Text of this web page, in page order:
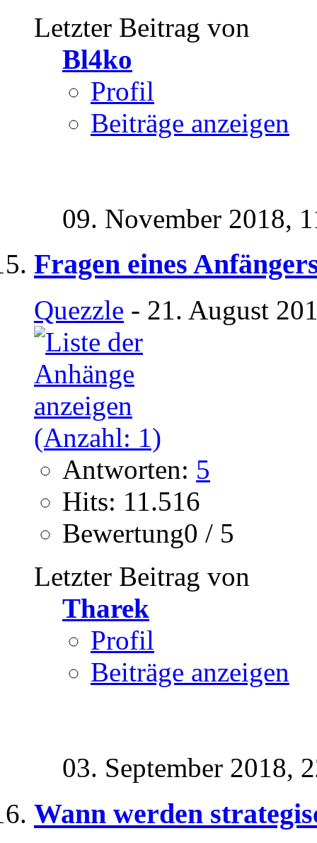
Letzter Beitrag von
Bl4ko
Profil
Beiträge anzeigen
09. November 2018,
Fragen eines
Quezzle - 21. August
Antworten: 5
Hits: 11.516
Bewertung0 / 5
Letzter Beitrag von
Tharek
Profil
Beiträge anzeigen
03. September 2018,
Wann werden